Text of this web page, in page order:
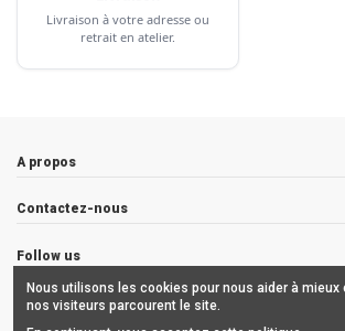
Livraison à votre adresse ou
retrait en atelier.
A propos
Contactez-nous
Follow us
Newsletter
Nous utilisons les cookies pour nous aider à
nos visiteurs parcourent le site.